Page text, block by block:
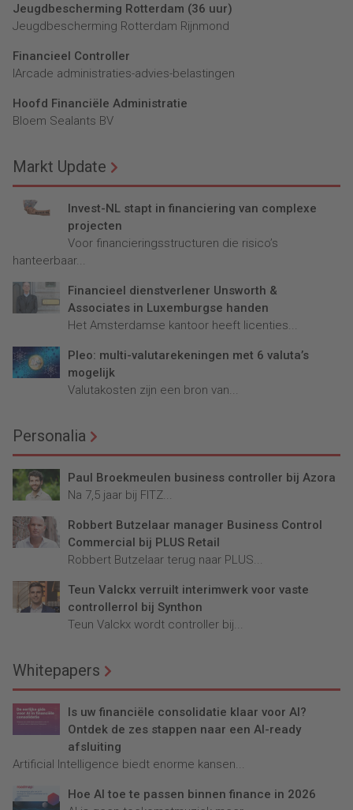
Jeugdbescherming Rotterdam (36 uur)
Jeugdbescherming Rotterdam Rijnmond
Financieel Controller
lArcade administraties-advies-belastingen
Hoofd Financiële Administratie
Bloem Sealants BV
Markt Update
Invest-NL stapt in financiering van complexe
projecten
Voor financieringsstructuren die risico’s
hanteerbaar...
Financieel dienstverlener Unsworth &
Associates in Luxemburgse handen
Het Amsterdamse kantoor heeft licenties...
Pleo: multi-valutarekeningen met 6 valuta’s
mogelijk
Valutakosten zijn een bron van...
Personalia
Paul Broekmeulen business controller bij Azora
Na 7,5 jaar bij FITZ...
Robbert Butzelaar manager Business Control
Commercial bij PLUS Retail
Robbert Butzelaar terug naar PLUS...
Teun Valckx verruilt interimwerk voor vaste
controllerrol bij Synthon
Teun Valckx wordt controller bij...
Whitepapers
Is uw financiële consolidatie klaar voor AI?
Ontdek de zes stappen naar een AI-ready
afsluiting
Artificial Intelligence biedt enorme kansen...
Hoe AI toe te passen binnen finance in 2026